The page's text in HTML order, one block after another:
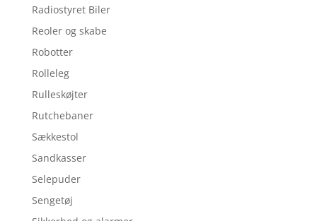
Radiostyret Biler
Reoler og skabe
Robotter
Rolleleg
Rulleskøjter
Rutchebaner
Sækkestol
Sandkasser
Selepuder
Sengetøj